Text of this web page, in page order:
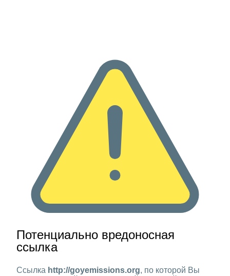
Потенциально вредоносная
ссылка
Ссылка http://goyemissions.org, по которой Вы